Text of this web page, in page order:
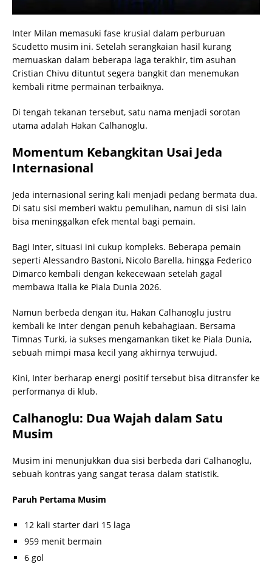
Inter Milan memasuki fase krusial dalam perburuan
Scudetto musim ini. Setelah serangkaian hasil kurang
memuaskan dalam beberapa laga terakhir, tim asuhan
Cristian Chivu dituntut segera bangkit dan menemukan
kembali ritme permainan terbaiknya.
Di tengah tekanan tersebut, satu nama menjadi sorotan
utama adalah Hakan Calhanoglu.
Momentum Kebangkitan Usai Jeda
Internasional
Jeda internasional sering kali menjadi pedang bermata dua.
Di satu sisi memberi waktu pemulihan, namun di sisi lain
bisa meninggalkan efek mental bagi pemain.
Bagi Inter, situasi ini cukup kompleks. Beberapa pemain
seperti Alessandro Bastoni, Nicolo Barella, hingga Federico
Dimarco kembali dengan kekecewaan setelah gagal
membawa Italia ke Piala Dunia 2026.
Namun berbeda dengan itu, Hakan Calhanoglu justru
kembali ke Inter dengan penuh kebahagiaan. Bersama
Timnas Turki, ia sukses mengamankan tiket ke Piala Dunia,
sebuah mimpi masa kecil yang akhirnya terwujud.
Kini, Inter berharap energi positif tersebut bisa ditransfer ke
performanya di klub.
Calhanoglu: Dua Wajah dalam Satu
Musim
Musim ini menunjukkan dua sisi berbeda dari Calhanoglu,
sebuah kontras yang sangat terasa dalam statistik.
Paruh Pertama Musim
12 kali starter dari 15 laga
959 menit bermain
6 gol